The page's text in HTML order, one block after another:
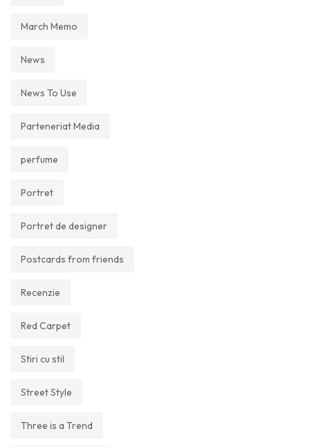
March Memo
News
News To Use
Parteneriat Media
perfume
Portret
Portret de designer
Postcards from friends
Recenzie
Red Carpet
Stiri cu stil
Street Style
Three is a Trend